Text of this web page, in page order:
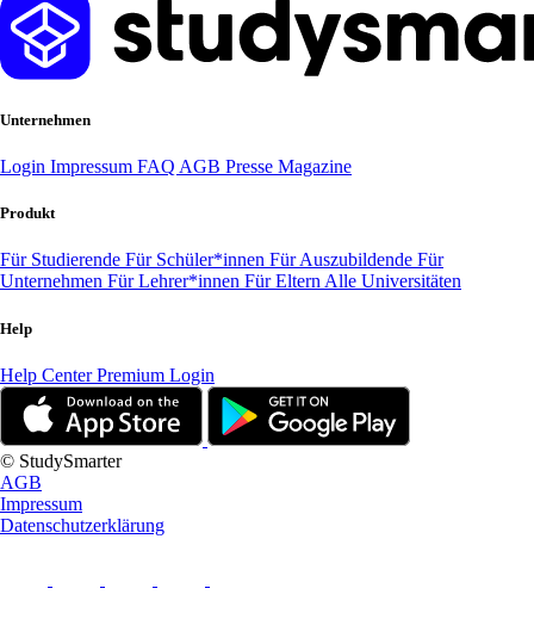
Unternehmen
Login Impressum FAQ AGB Presse Magazine
Produkt
Für Studierende Für Schüler*innen Für Auszubildende Für
Unternehmen Für Lehrer*innen Für ElternAlle Universitäten
Help
Help CenterPremium Login
© StudySmarter
AGB
Impressum
Datenschutzerklärung